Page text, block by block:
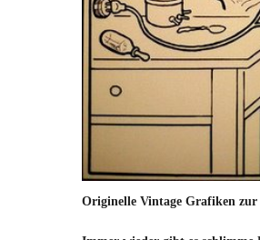
Originelle Vintage Grafiken